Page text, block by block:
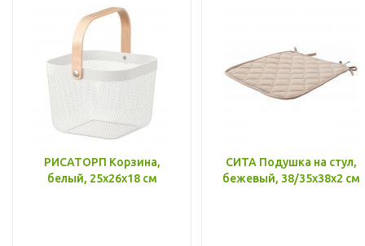
РИСАТОРП Корзина,
белый, 25x26x18 см
СИТА Подушка на стул,
бежевый, 38/35x38x2 см